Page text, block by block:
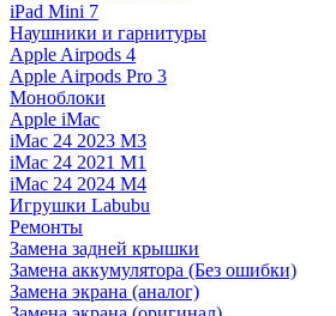
iPad Mini 7
Наушники и гарнитуры
Apple Airpods 4
Apple Airpods Pro 3
Моноблоки
Apple iMac
iMac 24 2023 M3
iMac 24 2021 M1
iMac 24 2024 M4
Игрушки Labubu
Ремонты
Замена задней крышки
Замена аккумулятора (Без ошибки)
Замена экрана (аналог)